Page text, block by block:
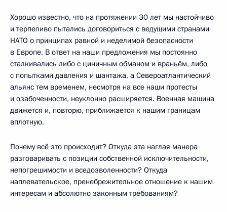
Хорошо известно, что на протяжении 30 лет мы настойчиво
и терпеливо пытались договориться с ведущими странами
НАТО о принципах равной и неделимой безопасности
в Европе. В ответ на наши предложения мы постоянно
сталкивались либо с циничным обманом и враньём, либо
с попытками давления и шантажа, а Североатлантический
альянс тем временем, несмотря на все наши протесты
и озабоченности, неуклонно расширяется. Военная машина
движется и, повторю, приближается к нашим границам
вплотную.
Почему всё это происходит? Откуда эта наглая манера
разговаривать с позиции собственной исключительности,
непогрешимости и вседозволенности? Откуда
наплевательское, пренебрежительное отношение к нашим
интересам и абсолютно законным требованиям?